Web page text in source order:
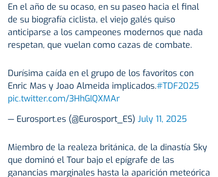
En el año de su ocaso, en su paseo hacia el final
de su biografía ciclista, el viejo galés quiso
anticiparse a los campeones modernos que nada
respetan, que vuelan como cazas de combate.
Durísima caída en el grupo de los favoritos con
Enric Mas y Joao Almeida implicados.#TDF2025
pic.twitter.com/3HhGIQXMAr
— Eurosport.es (@Eurosport_ES) July 11, 2025
Miembro de la realeza británica, de la dinastía Sky
que dominó el Tour bajo el epígrafe de las
ganancias marginales hasta la aparición meteórica